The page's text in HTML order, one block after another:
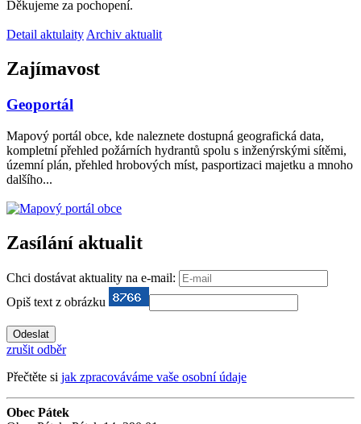
Děkujeme za pochopení.
Detail aktulaityArchiv aktualit
Zajímavost
Geoportál
Mapový portál obce, kde naleznete dostupná geografická data,
kompletní přehled požárních hydrantů spolu s inženýrskými sítěmi,
územní plán, přehled hrobových míst, pasportizaci majetku a mnoho
dalšího...
Zasílání aktualit
Chci dostávat aktuality na e-mail:
Opiš text z obrázku
zrušit odběr
Přečtěte si jak zpracováváme vaše osobní údaje
Obec Pátek